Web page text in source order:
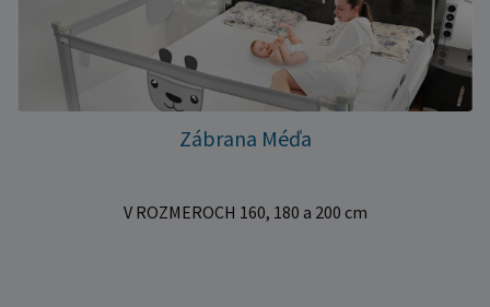
Zábrana Méďa
V ROZMEROCH 160, 180 a 200 cm